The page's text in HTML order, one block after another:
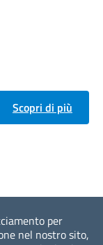
per
nel nostro sito,
Scopri di più